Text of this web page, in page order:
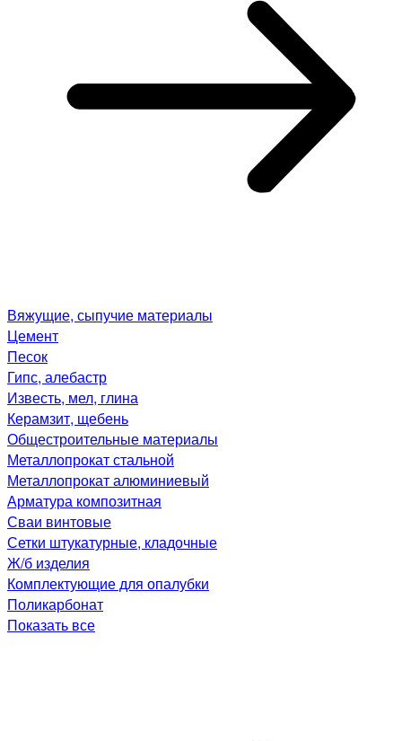
Вяжущие, сыпучие материалы
Цемент
Песок
Гипс, алебастр
Известь, мел, глина
Керамзит, щебень
Общестроительные материалы
Металлопрокат стальной
Металлопрокат алюминиевый
Арматура композитная
Сваи винтовые
Сетки штукатурные, кладочные
Ж/б изделия
Комплектующие для опалубки
Поликарбонат
Показать все